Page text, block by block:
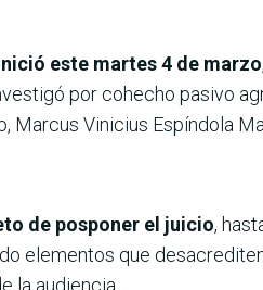
este martes 4 de marzo
por cohecho pasivo
Vinicius Espíndola
de posponer el juicio,
elementos que
la audiencia.